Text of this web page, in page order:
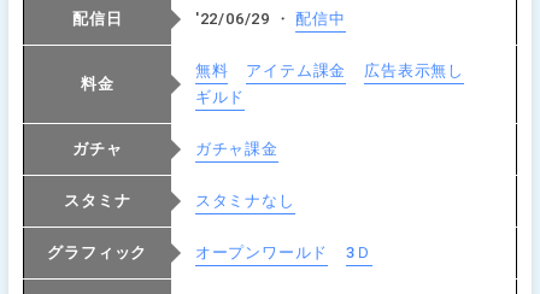
配信日 '22/06/29 ・配信中
料金
無料 アイテム課金
広告表示無し
ギルド
ガチャ ガチャ課金
スタミナ スタミナなし
グラフィック オープンワールド 3Ｄ